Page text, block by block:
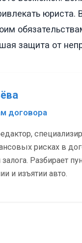
защита от
договора
рисках в
Разбирает
и изъятии авто.